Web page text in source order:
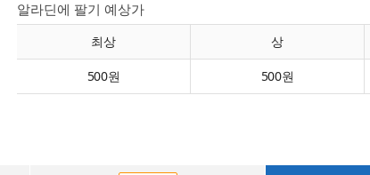
알라딘에 팔기 예상가
최상 상
500원 500원